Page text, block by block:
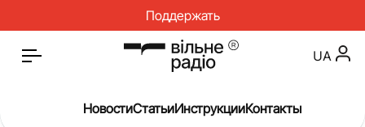
Поддержать
UA
НовостиСтатьиИнструкцииКонтакты